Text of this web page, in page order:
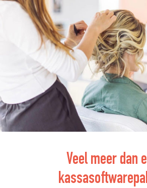
Veel meer dan